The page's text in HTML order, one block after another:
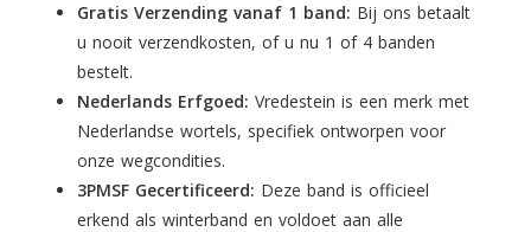
Gratis Verzending vanaf 1 band: Bij ons betaalt
u nooit verzendkosten, of u nu 1 of 4 banden
bestelt.
Nederlands Erfgoed: Vredestein is een merk met
Nederlandse wortels, specifiek ontworpen voor
onze wegcondities.
3PMSF Gecertificeerd: Deze band is officieel
erkend als winterband en voldoet aan alle